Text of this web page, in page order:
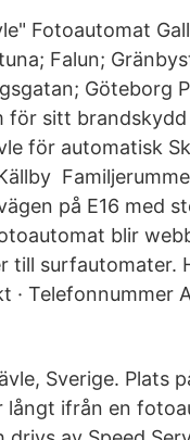
Fotoautomat
Falun;
Göteborg
för sitt
för automatisk
på E16 med
blir
surfautomater.
· Telefonnummer
Sverige. Plats
långt ifrån en